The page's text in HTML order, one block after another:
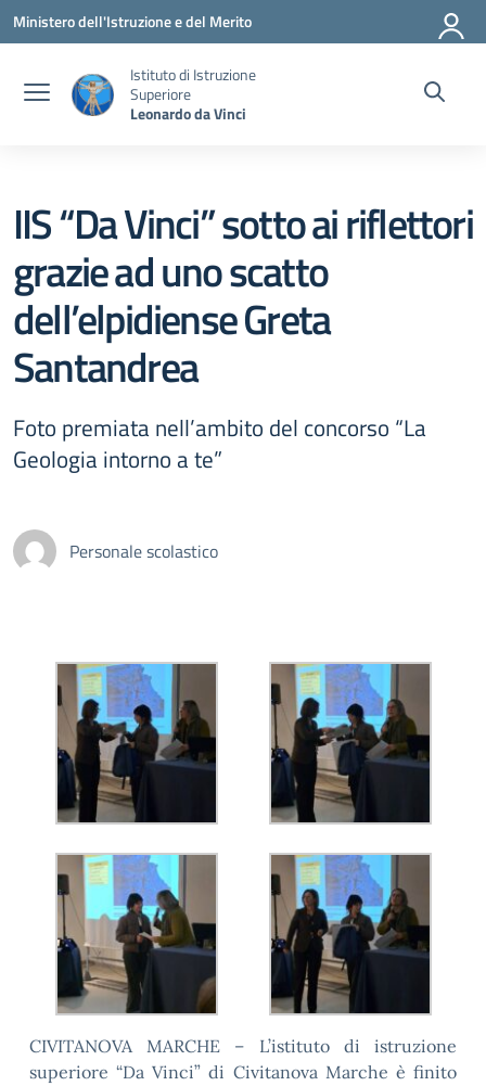
Vai ai contenuti
Vai al menu di navigazione
Vai al footer
Ministero dell'Istruzione e del Merito
Istituto di Istruzione
Superiore
Leonardo da Vinci
IIS “Da Vinci” sotto ai riflettori
grazie ad uno scatto
dell’elpidiense Greta
Santandrea
Foto premiata nell’ambito del concorso “La
Geologia intorno a te”
Personale scolastico
CIVITANOVA MARCHE – L’istituto di istruzione
superiore “Da Vinci” di Civitanova Marche è finito